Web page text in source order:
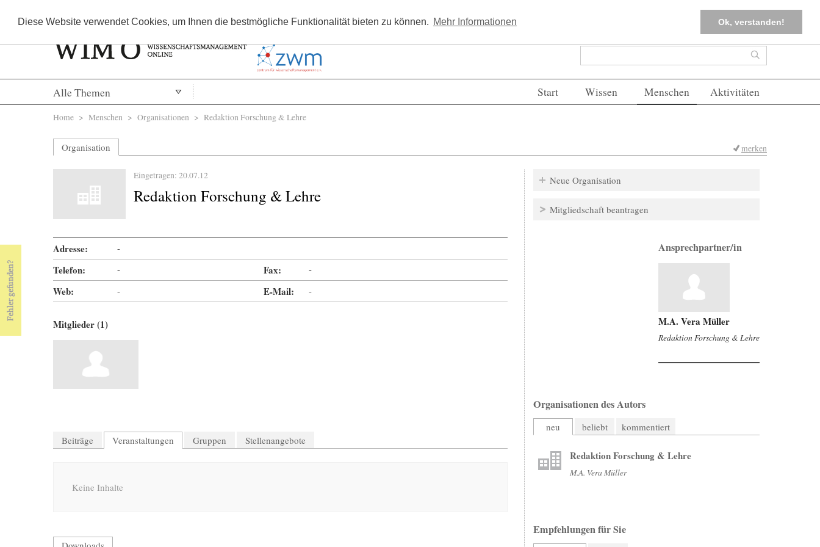
Diese Website verwendet Cookies, um Ihnen die bestmögliche Funktionalität bieten zu können. Mehr Informationen Ok, verstanden!
Kostenlos registrieren FAQs Einloggen
Suchformular Suche
Alle Themen Start Wissen Menschen Aktivitäten
Sie sind hier
Home > Menschen > Organisationen > Redaktion Forschung & Lehre
Organisation merken
Eingetragen: 20.07.12
Redaktion Forschung & Lehre
Adresse: -
Telefon: - Fax: -
Web: - E-Mail: -
Mitglieder (1)
Beiträge Veranstaltungen Gruppen Stellenangebote
Keine Inhalte
Neue Organisation
Mitgliedschaft beantragen
Ansprechpartner/in
M.A. Vera Müller
Redaktion Forschung & Lehre
Organisationen des Autors
neu beliebt kommentiert
Redaktion Forschung & Lehre
M.A. Vera Müller
Empfehlungen für Sie